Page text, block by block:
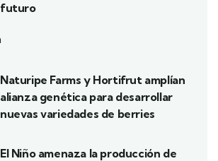
futuro
Naturipe Farms y Hortifrut amplían
alianza genética para desarrollar
nuevas variedades de berries
El Niño amenaza la producción de